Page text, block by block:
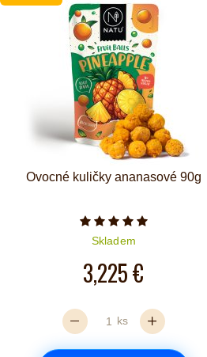
Ovocné kuličky ananasové 90g
Počet hvězdiček
Skladem
3,225 €
ks